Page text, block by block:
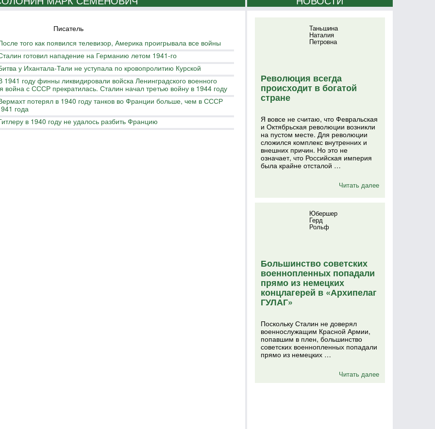
Писатель
того как появился телевизор, Америка проигрывала все войны
готовил нападение на Германию летом 1941-го
у Ихантала-Тали не уступала по кровопролитию Курской
1941 году финны ликвидировали войска Ленинградского военного
война с СССР прекратилась. Сталин начал третью войну в 1944 году
потерял в 1940 году танков во Франции больше, чем в СССР
года
в 1940 году не удалось разбить Францию
Таньшина
Наталия
Петровна
Революция всегда
происходит в богатой
стране
Я вовсе не считаю, что Февральская
и Октябрьская революции возникли
на пустом месте. Для революции
сложился комплекс внутренних и
внешних причин. Но это не
означает, что Российская империя
была крайне отсталой …
Читать далее
Юбершер
Герд
Рольф
Большинство советских
военнопленных попадали
прямо из немецких
концлагерей в «Архипелаг
ГУЛАГ»
Поскольку Сталин не доверял
военнослужащим Красной Армии,
попавшим в плен, большинство
советских военнопленных попадали
прямо из немецких …
Читать далее